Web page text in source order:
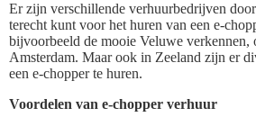
Er zijn verschillende verhuurbedrijven
terecht kunt voor het huren van een e-
bijvoorbeeld de mooie Veluwe verkennen,
Amsterdam. Maar ook in Zeeland zijn er
een e-chopper te huren.
Voordelen van e-chopper verhuur